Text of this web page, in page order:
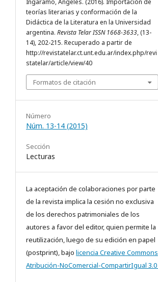
Ingaramo, Ángeles. (2016). Importación de
teorías literarias y conformación de la
Didáctica de la Literatura en la Universidad
argentina. Revista Telar ISSN 1668-3633, (13-
14), 202-215. Recuperado a partir de
http://revistatelar.ct.unt.edu.ar/index.php/revi
statelar/article/view/40
Formatos de citación
Número
Núm. 13-14 (2015)
Sección
Lecturas
La aceptación de colaboraciones por parte
de la revista implica la cesión no exclusiva
de los derechos patrimoniales de los
autores a favor del editor, quien permite la
reutilización, luego de su edición en papel
(postprint), bajo licencia Creative Commons
Atribución-NoComercial-CompartirIgual 3.0